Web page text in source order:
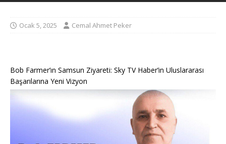
Ocak 5, 2025 Cemal Ahmet Peker
Bob Farmer’ın Samsun Ziyareti: Sky TV Haber’in Uluslararası
Başarılarına Yeni Vizyon